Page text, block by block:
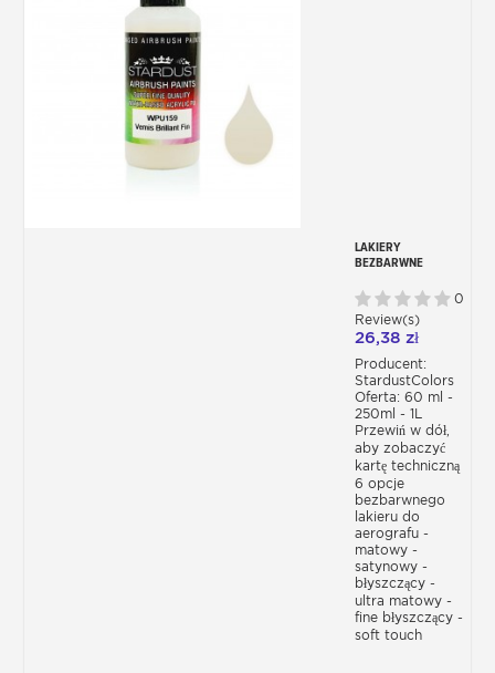
LAKIERY
BEZBARWNE
AEROGRAFU –
MATOWY,
SATYNOWY,
BŁYSZCZĄCY
0
Review(s)
26,38 zł
Producent:
StardustColors
Oferta: 60 ml -
250ml - 1L
Przewiń w dół,
aby zobaczyć
kartę techniczną
6 opcje
bezbarwnego
lakieru do
aerografu -
matowy -
satynowy -
błyszczący -
ultra matowy -
fine błyszczący -
soft touch